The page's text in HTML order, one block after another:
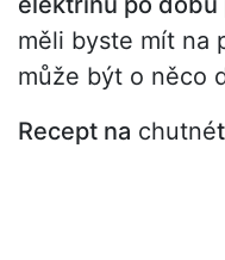
měli byste mít na
může být o něco
Recept na chutné